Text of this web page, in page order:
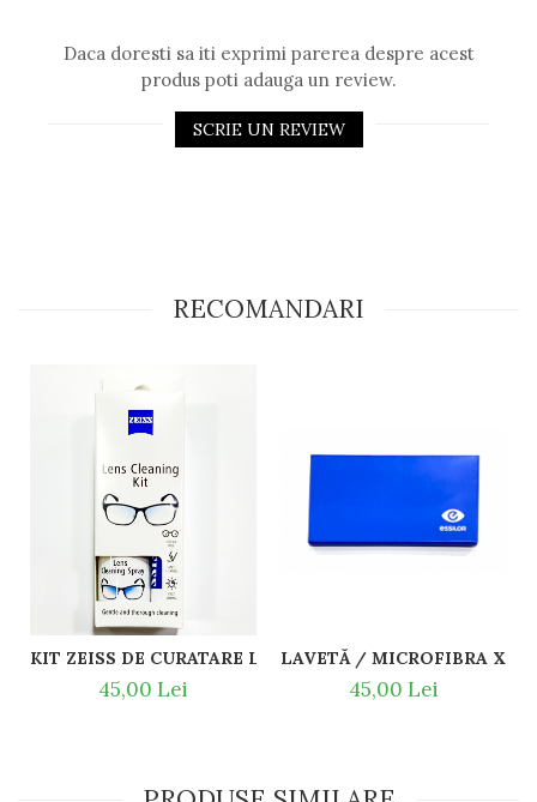
Daca doresti sa iti exprimi parerea despre acest
produs poti adauga un review.
SCRIE UN REVIEW
RECOMANDARI
KIT ZEISS DE
45,00 Lei 45,00 Lei